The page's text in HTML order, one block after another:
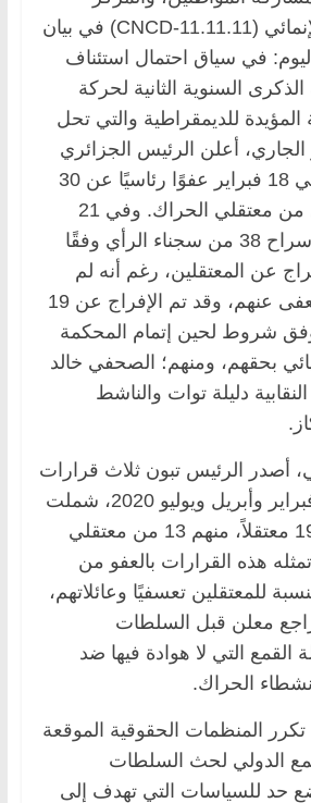
الوطني للتعاون الإنمائي (CNCD-11.11.11) في بيان
في سياق احتمال استئناف
السنوية الثانية لحركة
المؤيدة للديمقراطية والتي تحل
الجاري، أعلن الرئيس الجزائري
عبد المجيد تبون في 18 فبراير عفوًا رئاسيًا عن 30
شخصًا على الأقل من معتقلي الحراك. وفي 21
فبراير، تم إطلاق سراح 38 من سجناء الرأي وفقًا
عن المعتقلين، رغم أنه لم
يتضح بعد عدد المُعفى عنهم، وقد تم الإفراج عن 19
شروط لحين إتمام المحكمة
بحقهم، ومنهم؛ الصحفي خالد
دليلة توات والناشط
أصدر الرئيس تبون ثلاث قرارات
عفو رئاسي في فبراير وأبريل ويوليو 2020، شملت
ما مجموعه 19,502 معتقلاً، منهم 13 من معتقلي
هذه القرارات بالعفو من
للمعتقلين تعسفيًا وعائلاتهم،
معلن قبل السلطات
القمع التي لا هوادة فيها ضد
الحراك.
المنظمات الحقوقية الموقعة
الدولي لحث السلطات
حد للسياسات التي تهدف إلى